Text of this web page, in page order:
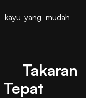
kayu yang mudah